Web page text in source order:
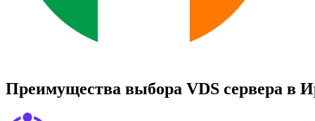
Преимущества выбора VDS сервера в И